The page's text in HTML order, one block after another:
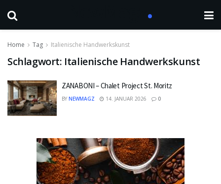
Home Tag Italienische Handwerkskunst
Schlagwort: Italienische Handwerkskunst
ZANABONI – Chalet Project St. Moritz
BY NEWMAGZ 14. JANUAR 2026 0